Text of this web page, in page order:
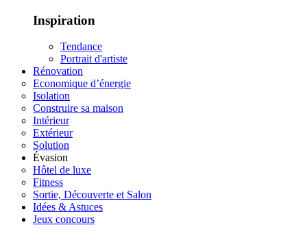
Inspiration
Tendance
Portrait d'artiste
Rénovation
Economique d’énergie
Isolation
Construire sa maison
Intérieur
Extérieur
Solution
Évasion
Hôtel de luxe
Fitness
Sortie, Découverte et Salon
Idées & Astuces
Jeux concours